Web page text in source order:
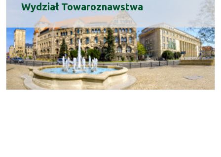
Wydział Towaroznawstwa